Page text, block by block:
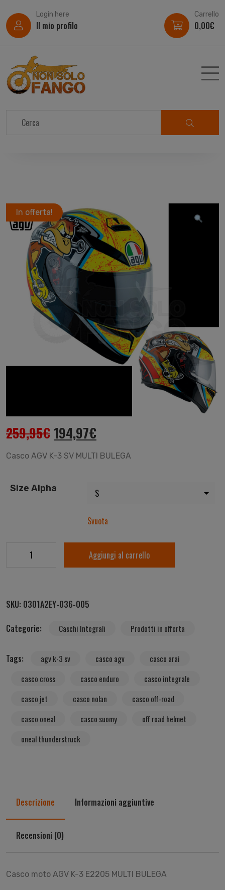
Login here
Il mio profilo
Carrello
0,00€
In offerta!
259,95€ 194,97€
Casco AGV K-3 SV MULTI BULEGA
Size Alpha
Svuota
Aggiungi al carrello
SKU: 0301A2EY-036-005
Categorie:
Caschi Integrali Prodotti in offerta
Tags: agv k-3 sv casco agv
casco arai
casco cross
casco enduro
casco integrale
casco jet
casco nolan
casco off-road
casco oneal
casco suomy
off road helmet
oneal thunderstruck
Descrizione Informazioni aggiuntive
Recensioni (0)
Casco moto AGV K-3 E2205 MULTI BULEGA